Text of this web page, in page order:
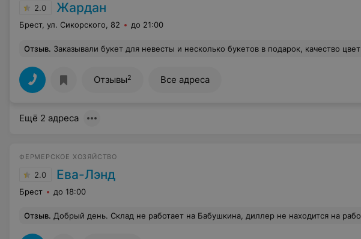
2.0 Жардан
Брест, ул. Сикорского, 82 до 21:00
Отзыв. Заказывали букет для невесты и несколько букетов в подарок, качество цветов и их внешний вид как со двора пинали... такого ужаса давно не встречал, просто-напросто скатились ниже плинтуса!!!!! Раньше может что-то могли сделать чем-то удивить, но как говорится не просто нужно достичь какой-то высоты - нужно и важно её удержать - Жардан не смог!!! Завявшие и замученные цветы в букете невесты это полный абзац... Букет на 70-80% не соответствовал цветовой гамме, хотя обещали совсем другое, стоимость в 65 долларов такого недоразумения это именно столько стоил подгулявший букет невесты завышена непомерно в 2 раза!!!! Категорически никому не рекомендуем покупать и обращать в данную студию флористики, сервис да есть, но цветы вот за чем мы к вам обратились, и что собственно говоря вы не смогли!!!! Ищите более надежного и ответственного исполнителя в очень важный момент,а то позвонят вам за день и то у нету там цветов таких нету цвет не такой и т.д и т.п. Ужас...Не рекомендуем!
Отзывы2 Все адреса
Ещё 2 адреса
ФЕРМЕРСКОЕ ХОЗЯЙСТВО
2.0 Ева-Лэнд
Брест до 18:00
Отзыв. Добрый день. Склад не работает на Бабушкина, диллер не находится на рабочем месте!! Сначала работающий там сказал, что машина вторая еще не привезла цветы и когда она будет он и приедет в склад. Сначала было через час, ну полтора. Потом выясняется, что машина уже давно в Минске. И была там утром и никакой второй не отправляли. Ваш работник некондицию назвал убогими цветками, лучше даже не прорекламируешь. То машина у него не приехала, то сломалась, то развозит цветы. И всем говорит разное, там еще люди звонили. Не только мы ждали. Из чего делаю вывод - качество обслуживания никакое.Мы приехали из другого города и только Вы нам создали такие неудобства. Отождали целых три часа! Толку ноль. Никому не советую там покупать.